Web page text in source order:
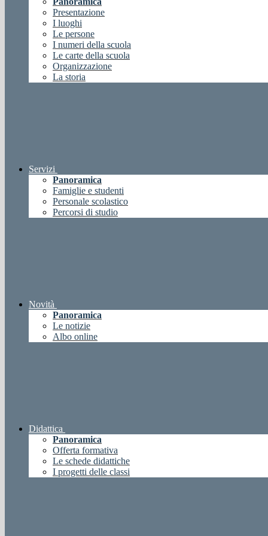
Presentazione
I luoghi
Le persone
I numeri della scuola
Le carte della scuola
Organizzazione
La storia
Servizi
Panoramica
Famiglie e studenti
Personale scolastico
Percorsi di studio
Novità
Panoramica
Le notizie
Albo online
Didattica
Panoramica
Offerta formativa
Le schede didattiche
I progetti delle classi